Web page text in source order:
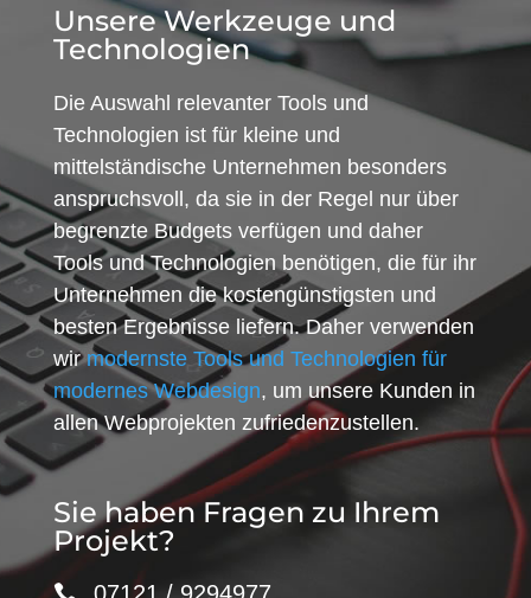
Unsere Werkzeuge und
Technologien
Die Auswahl relevanter Tools und
Technologien ist für kleine und
mittelständische Unternehmen besonders
anspruchsvoll, da sie in der Regel nur über
begrenzte Budgets verfügen und daher
Tools und Technologien benötigen, die für ihr
Unternehmen die kostengünstigsten und
besten Ergebnisse liefern. Daher verwenden
wirmodernste Tools und Technologien für
modernes Webdesign, um unsere Kunden in
allen Webprojekten zufriedenzustellen.
Sie haben Fragen zu Ihrem
Projekt?